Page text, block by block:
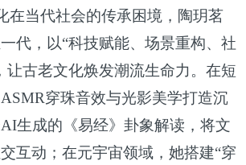
在当代社会的传承困境，陶玥茗
代，以“科技赋能、场景重构、社
让古老文化焕发潮流生命力。在短
穿珠音效与光影美学打造沉
生成的《易经》卦象解读，将文
互动；在元宇宙领域，她搭建“穿